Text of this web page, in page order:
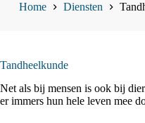
Home
Diensten
Tandheelkunde
Net als bij mensen is ook bij
er immers hun hele leven mee